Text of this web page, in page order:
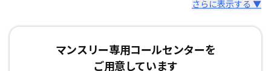
さらに表示する ▼
マンスリー専用コールセンターを
ご用意しています